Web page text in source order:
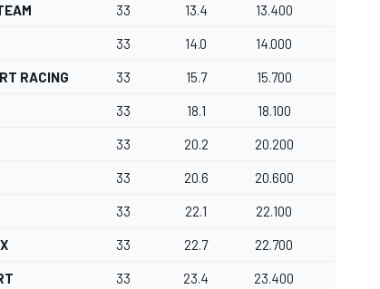
33 13.4 13.400
33 14.0 14.000
RACING 33 15.7 15.700
33 18.1 18.100
33 20.2 20.200
33 20.6 20.600
33 22.1 22.100
33 22.7 22.700
33 23.4 23.400